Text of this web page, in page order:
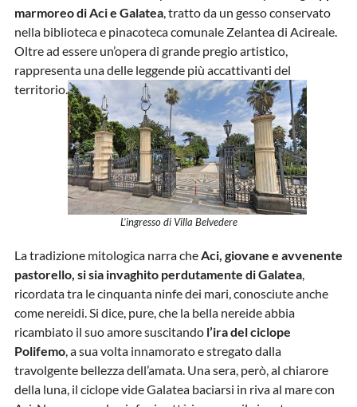
marmoreo di Aci e Galatea, tratto da un gesso conservato
nella biblioteca e pinacoteca comunale Zelantea di Acireale.
Oltre ad essere un’opera di grande pregio artistico,
rappresenta una delle leggende più accattivanti del
territorio.
L’ingresso di Villa Belvedere
La tradizione mitologica narra cheAci, giovane e avvenente
pastorello, si sia invaghito perdutamente di Galatea,
ricordata tra le cinquanta ninfe dei mari, conosciute anche
come nereidi. Si dice, pure, che la bella nereide abbia
ricambiato il suo amore suscitando l’ira del ciclope
Polifemo, a sua volta innamorato e stregato dalla
travolgente bellezza dell’amata. Una sera, però, al chiarore
della luna, il ciclope vide Galatea baciarsi in riva al mare con